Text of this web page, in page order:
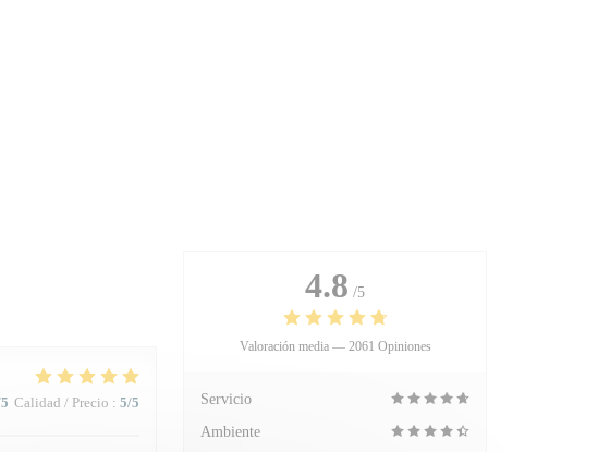
Calidad / Precio : 5/5
4.8 /5
Valoración media — 2061 Opiniones
Servicio
Ambiente